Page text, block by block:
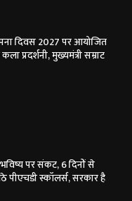
दिवस 2027 पर आयोजित
कला प्रदर्शनी, मुख्यमंत्री सम्राट
भविष्य पर संकट, 6 दिनों से
स्कॉलर्स, सरकार है